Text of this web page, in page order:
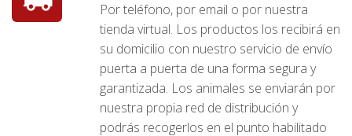
Por teléfono, por email o por nuestra
tienda virtual. Los productos los recibirá en
su domicilio con nuestro servicio de envío
puerta a puerta de una forma segura y
garantizada. Los animales se enviarán por
nuestra propia red de distribución y
podrás recogerlos en el punto habilitado